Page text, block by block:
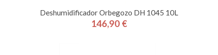
Deshumidificador Orbegozo DH 1045 10L
Precio
146,90 €